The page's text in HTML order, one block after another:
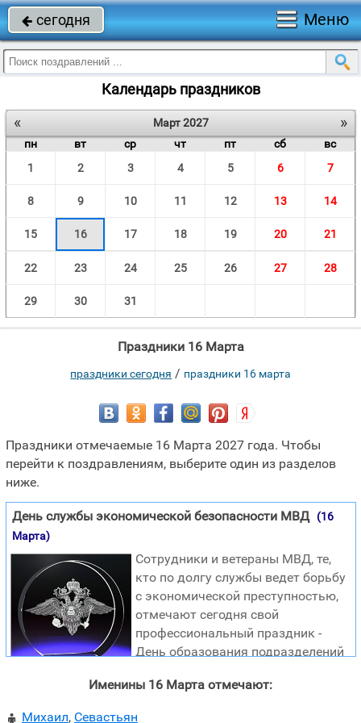
 сегодня Меню
Календарь праздников
« »
Март 2027
пн
вт ср чт пт сб
вс
1
2 3 4 5 6 7
8 9 10 11 12 13 14
15 16 17 18 19 20 21
22 23 24 25 26 27 28
29 30 31
Праздники 16 Марта
праздники сегодня / праздники 16 марта
Праздники отмечаемые 16 Марта 2027 года. Чтобы
перейти к поздравлениям, выберите один из разделов
ниже.
День службы экономической безопасности МВД (16
Марта)
Сотрудники и ветераны МВД, те,
кто по долгу службы ведет борьбу
с экономической преступностью,
отмечают сегодня свой
профессиональный праздник -
День образования подразделений
системе МВД. Предшественником этой службы был
Именины 16 Марта отмечают:
 Михаил, Севастьян